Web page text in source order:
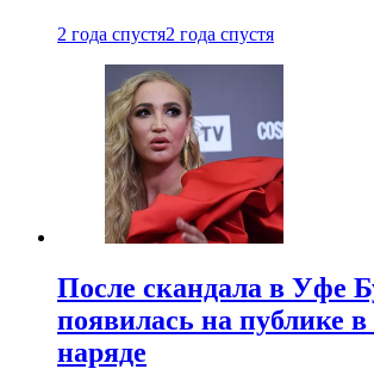
2 года спустя2 года спустя
После скандала в Уфе
появилась на публике
наряде